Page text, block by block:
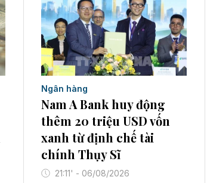
Ngân hàng
Nam A Bank huy động
thêm 20 triệu USD vốn
xanh từ định chế tài
chính Thụy Sĩ
21:11' - 06/08/2026